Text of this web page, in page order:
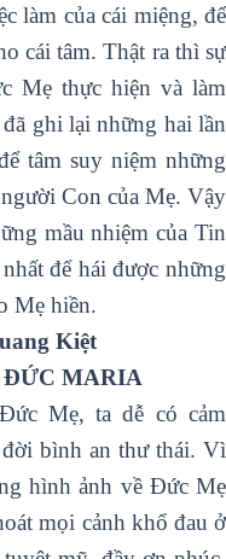
làm của cái miệng, để
cái tâm. Thật ra thì sự
Mẹ thực hiện và làm
ghi lại những hai lần
tâm suy niệm những
Con của Mẹ. Vậy
mầu nhiệm của Tin
để hái được những
Mẹ hiền.
Kiệt
MARIA
Mẹ, ta dễ có cảm
bình an thư thái. Vì
hình ảnh về Đức Mẹ
mọi cảnh khổ đau ở